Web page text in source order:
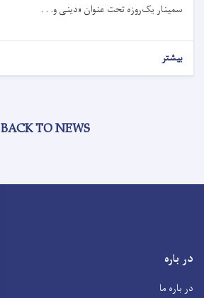
سمینار یک‌روزه تحت عنوان «دینی و. . .
بیشتر
BACK TO NEWS
در باره
در باره ما